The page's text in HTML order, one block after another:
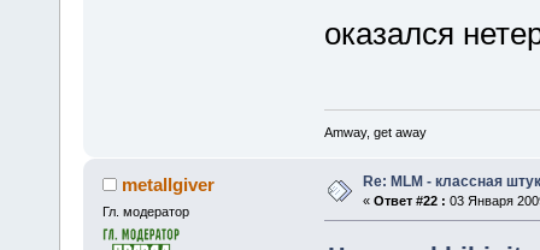
оказался
Amway, get away
metallgiver
Гл. модератор
Re: MLM - классная
« Ответ #22 : 03 Января